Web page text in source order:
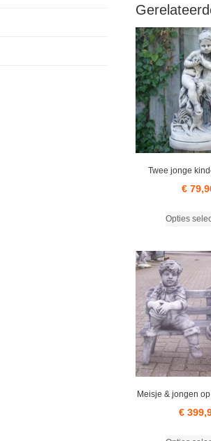
Twee jonge
€
Opties
Meisje & jongen
€